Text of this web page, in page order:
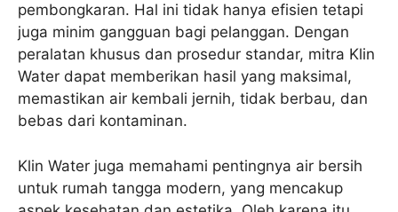
pembongkaran. Hal ini tidak hanya efisien tetapi
juga minim gangguan bagi pelanggan. Dengan
peralatan khusus dan prosedur standar, mitra Klin
Water dapat memberikan hasil yang maksimal,
memastikan air kembali jernih, tidak berbau, dan
bebas dari kontaminan.
Klin Water juga memahami pentingnya air bersih
untuk rumah tangga modern, yang mencakup